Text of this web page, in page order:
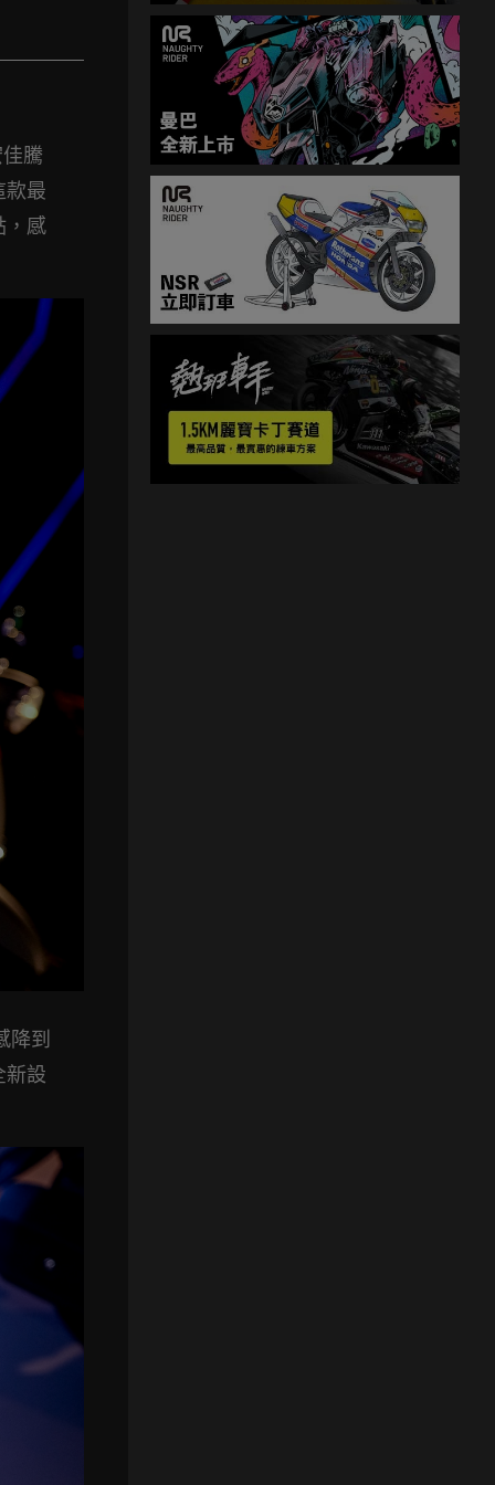
騰
款最
，感
降到
新設